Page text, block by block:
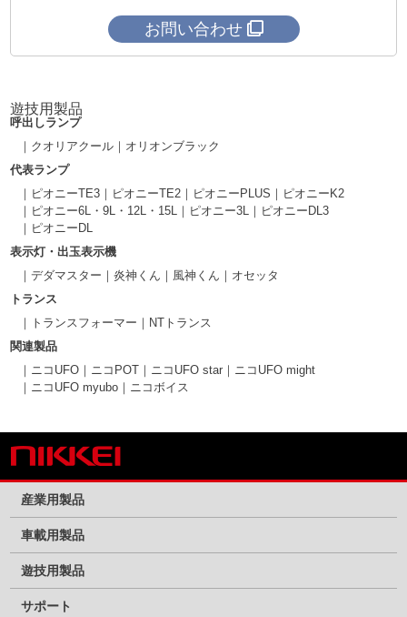
お問い合わせ
遊技用製品
呼出しランプ
クオリアクール
オリオンブラック
代表ランプ
ピオニーTE3
ピオニーTE2 ピオニーPLUS
ピオニーK2
ピオニー6L・9L・12L・15L
ピオニー3L
ピオニーDL3
ピオニーDL
表示灯・出玉表示機
デダマスター
炎神くん 風神くん
オセッタ
トランス
トランスフォーマー
NTトランス
関連製品
ニコUFO
ニコPOT ニコUFO star
ニコUFO might
ニコUFO myubo
ニコボイス
産業用製品
車載用製品
遊技用製品
サポート